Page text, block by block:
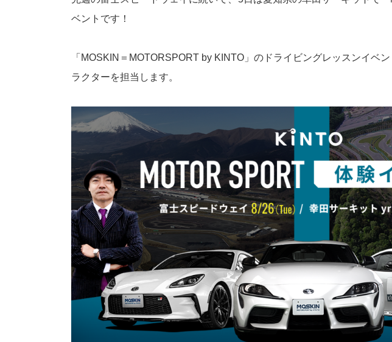
ベントです！
「MOSKIN＝MOTORSPORT by KINTO」のドライビングレッスンイベ
ラクターを担当します。